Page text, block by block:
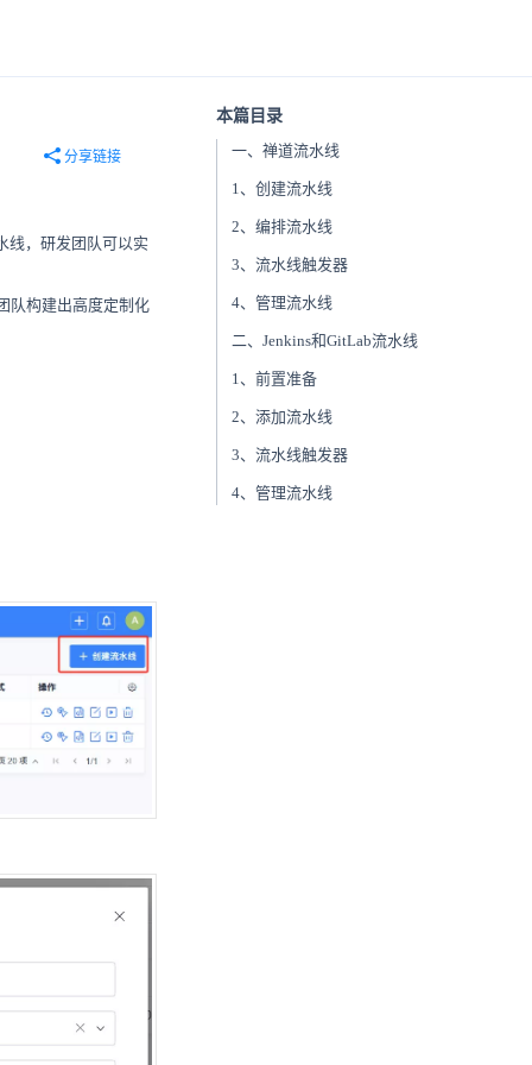
分享链接
本篇目录
一、禅道流水线
1、创建流水线
2、编排流水线
3、流水线触发器
4、管理流水线
二、Jenkins和GitLab流水线
1、前置准备
2、添加流水线
3、流水线触发器
4、管理流水线
线，研发团队可以实
队构建出高度定制化